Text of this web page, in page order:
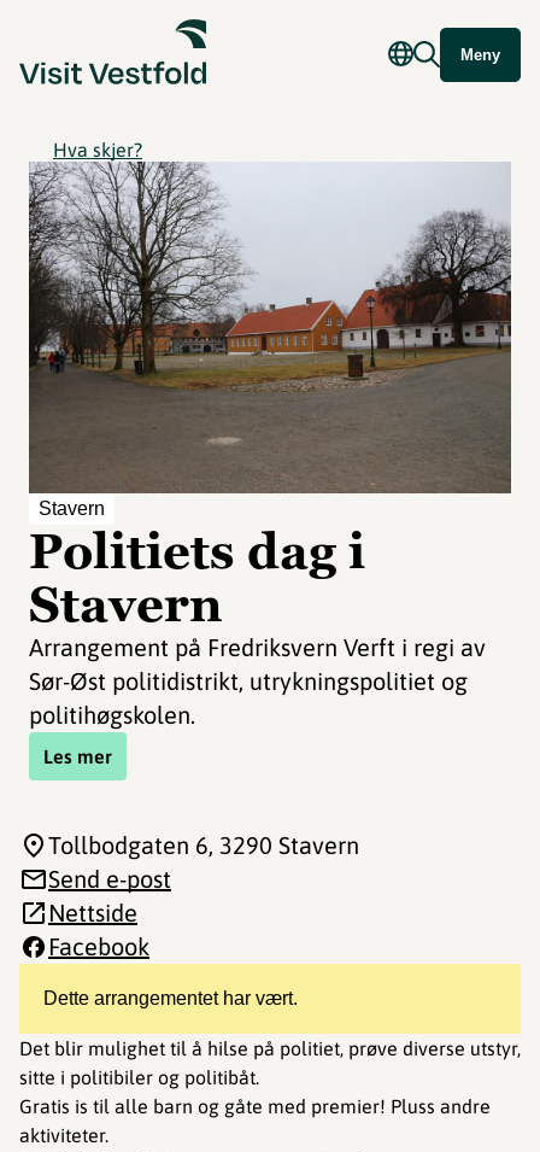
Meny
Hva skjer?
Stavern
Politiets dag i
Stavern
Arrangement på Fredriksvern Verft i regi av
Sør-Øst politidistrikt, utrykningspolitiet og
politihøgskolen.
Les mer
Dette arrangementet har vært.
Det blir mulighet til å hilse på politiet, prøve diverse utstyr,
sitte i politibiler og politibåt.
Gratis is til alle barn og gåte med premier! Pluss andre
aktiviteter.
Tollbodgaten 6, 3290 Stavern
Send e-post
Nettside
Facebook